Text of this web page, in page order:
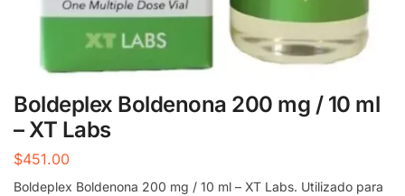
Boldeplex Boldenona 200 mg / 10 ml
– XT Labs
$451.00
Boldeplex Boldenona 200 mg / 10 ml – XT Labs. Utilizado para